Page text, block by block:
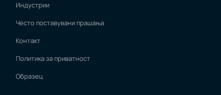
Индустрии
Често поставувани прашања
Контакт
Политика за приватност
Образец